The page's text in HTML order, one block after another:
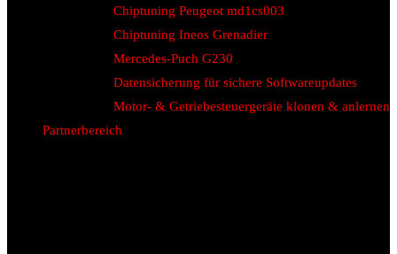
Chiptuning Peugeot md1cs003
Chiptuning Ineos Grenadier
Mercedes-Puch G230
Datensicherung für sichere Softwareupdates
Motor- & Getriebesteuergeräte klonen & anlernen
Partnerbereich